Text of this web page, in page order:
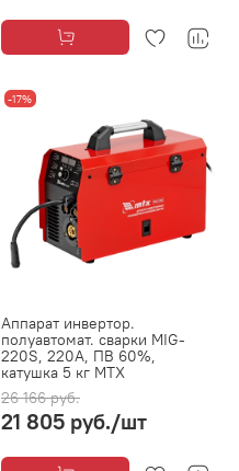
-17%
Аппарат инвертор.
полуавтомат. cварки MIG-
220S, 220A, ПВ 60%,
катушка 5 кг MTX
26 166 руб.
21 805 руб./шт